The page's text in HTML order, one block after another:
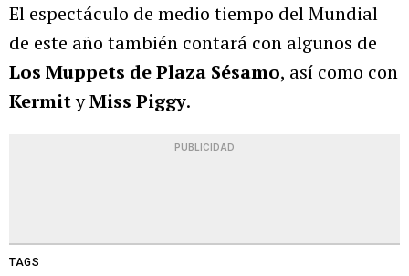
El espectáculo de medio tiempo del Mundial
de este año también contará con algunos de
Los Muppets de Plaza Sésamo, así como con
KermityMiss Piggy.
PUBLICIDAD
TAGS